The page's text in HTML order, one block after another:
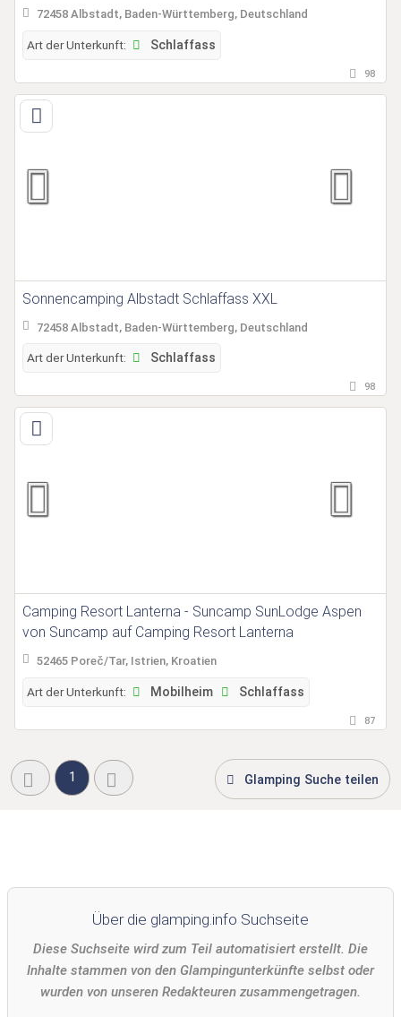
72458 Albstadt, Baden-Württemberg, Deutschland
Art der Unterkunft: Schlaffass
98
Sonnencamping Albstadt Schlaffass XXL
72458 Albstadt, Baden-Württemberg, Deutschland
Art der Unterkunft: Schlaffass
98
Camping Resort Lanterna - Suncamp SunLodge Aspen
von Suncamp auf Camping Resort Lanterna
52465 Poreč/Tar, Istrien, Kroatien
Art der Unterkunft: Mobilheim Schlaffass
87
1 Glamping Suche teilen
Über die glamping.info Suchseite
Diese Suchseite wird zum Teil automatisiert erstellt. Die
Inhalte stammen von den Glampingunterkünfte selbst oder
wurden von unseren Redakteuren zusammengetragen.